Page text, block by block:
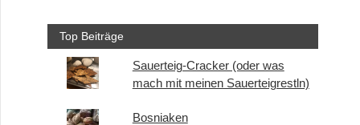
Top Beiträge
Sauerteig-Cracker (oder was
mach mit meinen Sauerteigrestln)
Bosniaken